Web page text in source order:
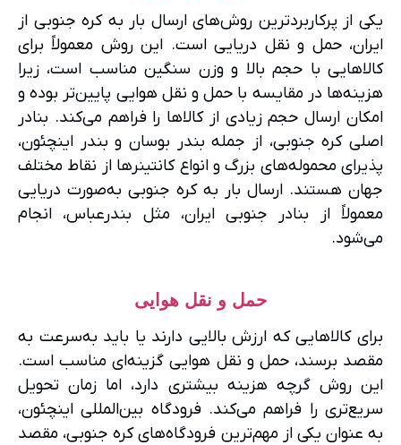
یکی از پرکاربردترین روش‌های ارسال بار به کره جنوبی از
ایران، حمل و نقل دریایی است. این روش معمولاً برای
کالاهایی با حجم بالا و وزن سنگین مناسب است، زیرا
هزینه‌ها در مقایسه با حمل و نقل هوایی پایین‌تر بوده و
امکان ارسال حجم زیادی از کالاها را فراهم می‌کند. بنادر
اصلی کره جنوبی، از جمله بندر بوسان و بندر اینچئون،
پذیرای محموله‌های بزرگ و انواع کانتینرها از نقاط مختلف
جهان هستند. ارسال بار به کره جنوبی به‌صورت دریایی
معمولاً از بنادر جنوبی ایران، مثل بندرعباس، انجام
می‌شود.
حمل و نقل هوایی
برای کالاهایی که ارزش بالایی دارند یا باید به‌سرعت به
مقصد برسند، حمل و نقل هوایی گزینه‌ای مناسب است.
این روش گرچه هزینه بیشتری دارد، اما زمان تحویل
سریع‌تری را فراهم می‌کند.فرودگاه بین‌المللی اینچئون،
به عنوان یکی از مهم‌ترین فرودگاه‌های کره جنوبی، مقصد